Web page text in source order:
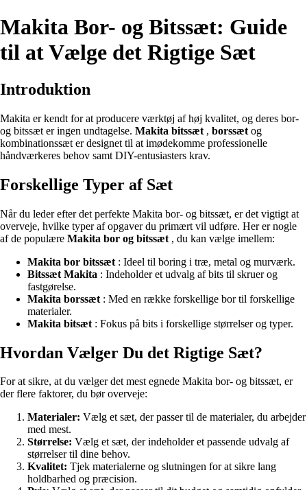
Makita Bor- og Bitssæt: Guide
til at Vælge det Rigtige Sæt
Introduktion
Makita er kendt for at producere værktøj af høj kvalitet, og deres bor-
og bitssæt er ingen undtagelse. Makita bitssæt , borssæt og
kombinationssæt er designet til at imødekomme professionelle
håndværkeres behov samt DIY-entusiasters krav.
Forskellige Typer af Sæt
Når du leder efter det perfekte Makita bor- og bitssæt, er det vigtigt at
overveje, hvilke typer af opgaver du primært vil udføre. Her er nogle
af de populære Makita bor og bitssæt , du kan vælge imellem:
Makita bor bitssæt : Ideel til boring i træ, metal og murværk.
Bitssæt Makita : Indeholder et udvalg af bits til skruer og
fastgørelse.
Makita borssæt : Med en række forskellige bor til forskellige
materialer.
Makita bitsæt : Fokus på bits i forskellige størrelser og typer.
Hvordan Vælger Du det Rigtige Sæt?
For at sikre, at du vælger det mest egnede Makita bor- og bitssæt, er
der flere faktorer, du bør overveje:
Materialer: Vælg et sæt, der passer til de materialer, du arbejder
med mest.
Størrelse: Vælg et sæt, der indeholder et passende udvalg af
størrelser til dine behov.
Kvalitet: Tjek materialerne og slutningen for at sikre lang
holdbarhed og præcision.